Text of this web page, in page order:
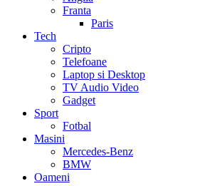
Franta
Paris
Tech
Cripto
Telefoane
Laptop si Desktop
TV Audio Video
Gadget
Sport
Fotbal
Masini
Mercedes-Benz
BMW
Oameni